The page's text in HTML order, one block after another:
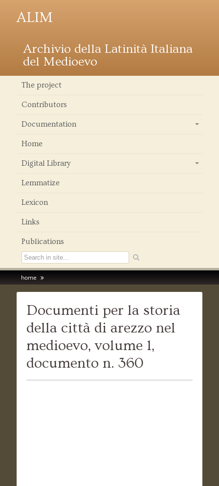
ALIM
Archivio della Latinità Italiana
del Medioevo
The project
Contributors
Documentation
Home
Digital Library
Lemmatize
Lexicon
Links
Publications
home
Documenti per la storia
della città di arezzo nel
medioevo, volume 1,
documento n. 360